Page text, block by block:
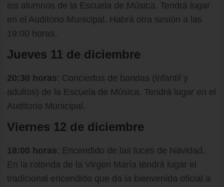
los alumnos de la Escuela de Música. Tendrá lugar
en el Auditorio Municipal. Habrá otra sesión a las
19:00 horas.
Jueves 11 de diciembre
20:30 horas: Conciertos de bandas (infantil y
adultos) de la Escuela de Música. Tendrá lugar en el
Auditorio Municipal.
Viernes 12 de diciembre
18:00 horas: Encendido de las luces de Navidad.
En la rotonda de la Virgen María tendrá lugar el
tradicional encendido que da la bienvenida oficial a